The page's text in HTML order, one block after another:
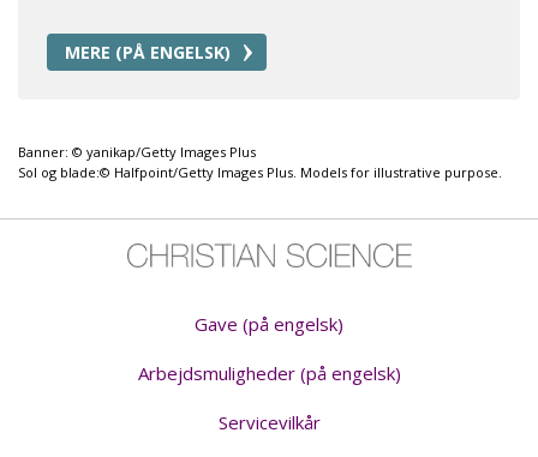
MERE (PÅ ENGELSK)
Banner: © yanikap/Getty Images Plus
Sol og blade:© Halfpoint/Getty Images Plus. Models for illustrative purpose.
Gave (på engelsk)
Arbejdsmuligheder (på engelsk)
Servicevilkår